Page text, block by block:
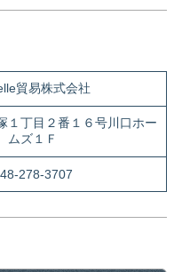
貿易株式会社
１丁目２番１６号川口ホー
ムズ１Ｆ
278-3707